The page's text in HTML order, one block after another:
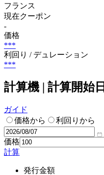
フランス
現在クーポン
-
価格
***
利回り / デュレーション
***
計算機 | 計算開始日
ガイド
価格から
利回りから
価格
計算
発行金額